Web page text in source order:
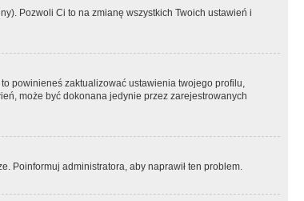
Pozwoli Ci to na zmianę wszystkich Twoich ustawień i
powinieneś zaktualizować ustawienia twojego profilu,
może być dokonana jedynie przez zarejestrowanych
Poinformuj administratora, aby naprawił ten problem.